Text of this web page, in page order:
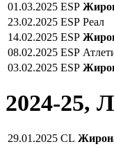
01.03.2025 ESP
23.02.2025 ESP Реал
14.02.2025 ESP
08.02.2025 ESP
03.02.2025 ESP
2024-25,
29.01.2025 CL